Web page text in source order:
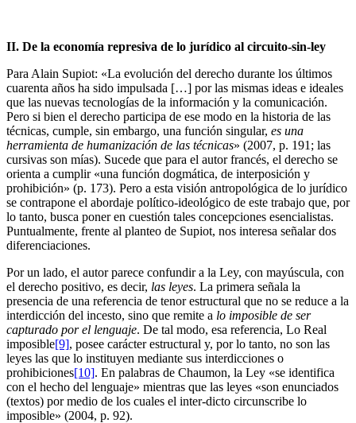
II. De la economía represiva de lo jurídico al circuito-sin-ley
Para Alain Supiot: «La evolución del derecho durante los últimos
cuarenta años ha sido impulsada […] por las mismas ideas e ideales
que las nuevas tecnologías de la información y la comunicación.
Pero si bien el derecho participa de ese modo en la historia de las
técnicas, cumple, sin embargo, una función singular, es una
herramienta de humanización de las técnicas» (2007, p. 191; las
cursivas son mías). Sucede que para el autor francés, el derecho se
orienta a cumplir «una función dogmática, de interposición y
prohibición» (p. 173). Pero a esta visión antropológica de lo jurídico
se contrapone el abordaje político-ideológico de este trabajo que, por
lo tanto, busca poner en cuestión tales concepciones esencialistas.
Puntualmente, frente al planteo de Supiot, nos interesa señalar dos
diferenciaciones.
Por un lado, el autor parece confundir a la Ley, con mayúscula, con
el derecho positivo, es decir, las leyes. La primera señala la
presencia de una referencia de tenor estructural que no se reduce a la
interdicción del incesto, sino que remite a lo imposible de ser
capturado por el lenguaje. De tal modo, esa referencia, Lo Real
imposible[9], posee carácter estructural y, por lo tanto, no son las
leyes las que lo instituyen mediante sus interdicciones o
prohibiciones[10]. En palabras de Chaumon, la Ley «se identifica
con el hecho del lenguaje» mientras que las leyes «son enunciados
(textos) por medio de los cuales el inter-dicto circunscribe lo
imposible» (2004, p. 92).